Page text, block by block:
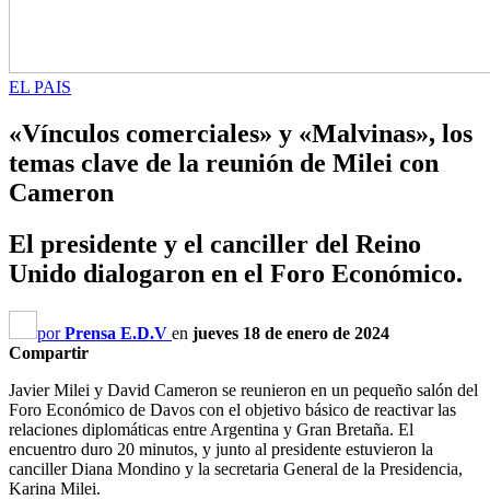
EL PAIS
«Vínculos comerciales» y «Malvinas», los
temas clave de la reunión de Milei con
Cameron
El presidente y el canciller del Reino
Unido dialogaron en el Foro Económico.
porPrensa E.D.V en jueves 18 de enero de 2024
Compartir
Javier Milei y David Cameron se reunieron en un pequeño salón del
Foro Económico de Davos con el objetivo básico de reactivar las
relaciones diplomáticas entre Argentina y Gran Bretaña. El
encuentro duro 20 minutos, y junto al presidente estuvieron la
canciller Diana Mondino y la secretaria General de la Presidencia,
Karina Milei.